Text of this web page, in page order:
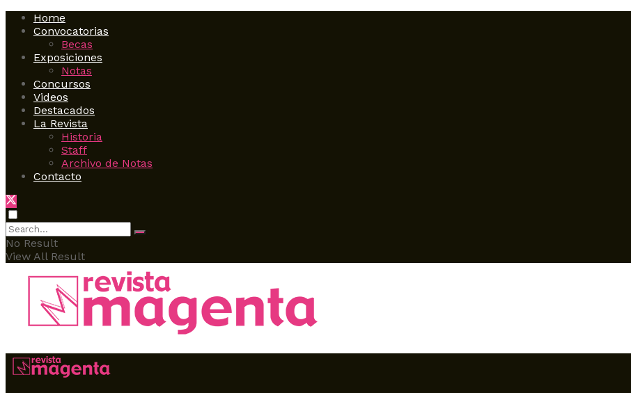
Home
Convocatorias
Becas
Exposiciones
Notas
Concursos
Videos
Destacados
La Revista
Historia
Staff
Archivo de Notas
Contacto
No Result
View All Result